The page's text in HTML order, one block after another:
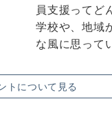
員支援ってど
学校や、地域
な風に思って
トについて見る